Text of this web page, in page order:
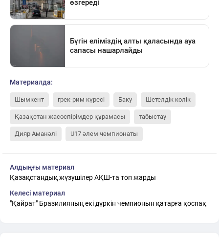
Материалда:
Шымкент грек-рим күресі Баку Шетелдік көлік
Қазақстан жасөспірімдер құрамасы табыстау
Дияр Аманәлі U17 әлем чемпионаты
Алдыңғы материал
Қазақстандық жүзушілер АҚШ-та топ жарды
Келесі материал
"Қайрат" Бразилияның екі дүркін чемпионын қатарға қоспақ